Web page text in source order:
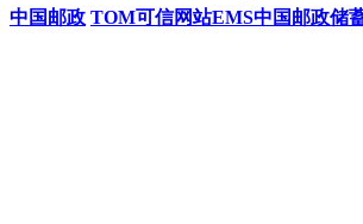
中国邮政 TOM可信网站EMS中国邮政储